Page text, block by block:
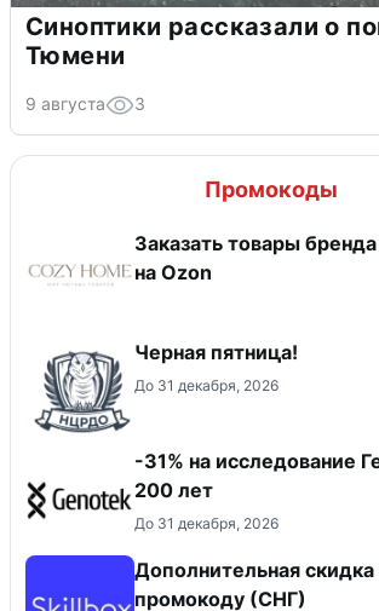
Синоптики рассказали о
Тюмени
9 августа 3
Промокоды
Заказать товары
на Ozon
Черная пятница!
До 31 декабря, 2026
-31% на исследование
200 лет
До 31 декабря, 2026
Дополнительная скидка
промокоду (СНГ)